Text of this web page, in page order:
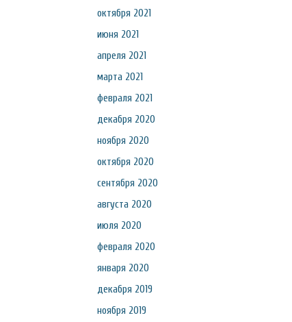
октября 2021
июня 2021
апреля 2021
марта 2021
февраля 2021
декабря 2020
ноября 2020
октября 2020
сентября 2020
августа 2020
июля 2020
февраля 2020
января 2020
декабря 2019
ноября 2019